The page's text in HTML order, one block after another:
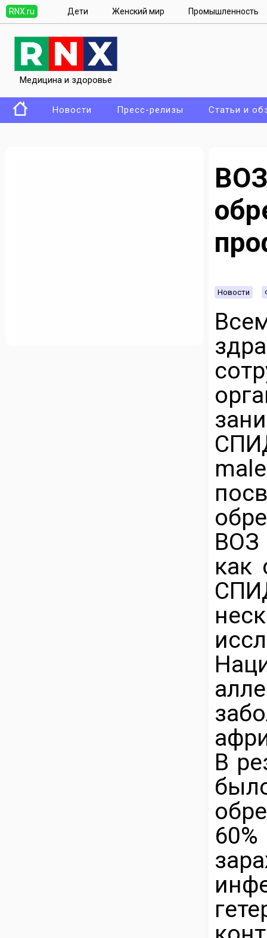
RNX.ru Дети Женский мир Промышленность
Медицина и здоровье
Новости Пресс-релизы Статьи и
Новости
ВОЗ
как
В